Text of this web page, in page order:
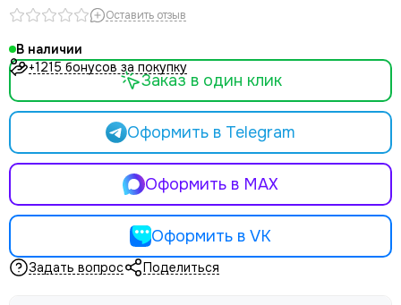
Оставить отзыв
В наличии
+1215 бонусов за покупку
Оформить в Telegram
Оформить в MAX
Оформить в VK
Заказ в один клик
Задать вопрос Поделиться